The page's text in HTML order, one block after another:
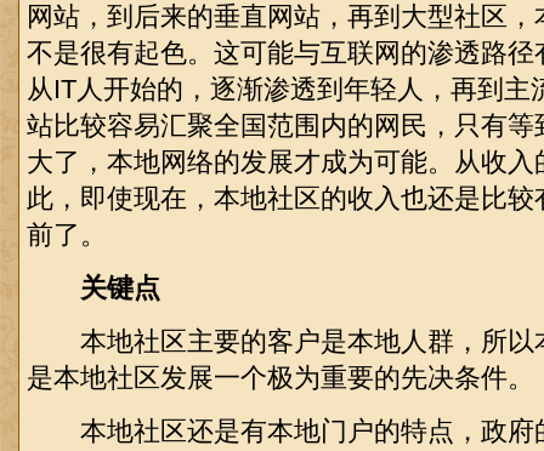
网站，到后来的垂直网站，再到大型社区
不是很有起色。这可能与互联网的渗透路
从IT人开始的，逐渐渗透到年轻人，再到主
站比较容易汇聚全国范围内的网民，只有
大了，本地网络的发展才成为可能。从收
此，即使现在，本地社区的收入也还是比
前了。
关键点
本地社区主要的客户是本地人群，所以
是本地社区发展一个极为重要的先决条件。
本地社区还是有本地门户的特点，政府